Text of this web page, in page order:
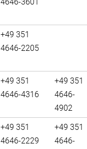
+49 351
4646-2205
+49 351
4646-4316
+49 351
4646-
4902
+49 351
4646-2229
+49 351
4646-